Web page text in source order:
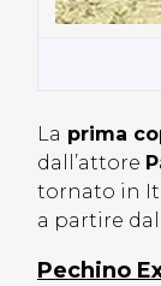
La prima
dall’attore
tornato in
a partire
Pechino